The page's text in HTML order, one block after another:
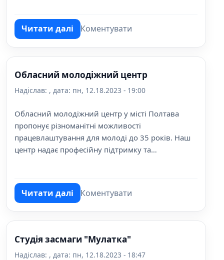
кар'єри в обраній галузі.
Читати даліпро Політехнічний ліцей / СПТУ № 9
Коментувати
Обласний молодіжний центр
Надіслав: , дата: пн, 12.18.2023 - 19:00
Обласний молодіжний центр у місті Полтава
пропонує різноманітні можливості
працевлаштування для молоді до 35 років. Наш
центр надає професійну підтримку та
професійну кар'єру.
Читати даліпро Обласний молодіжний центр
Коментувати
Студія засмаги "Мулатка"
Надіслав: , дата: пн, 12.18.2023 - 18:47